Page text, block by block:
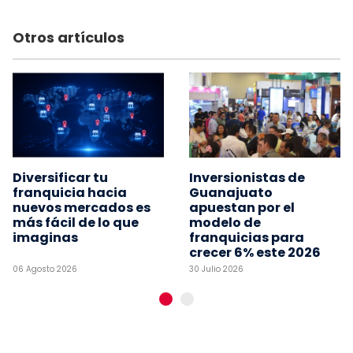
Otros artículos
Diversificar tu
franquicia hacia
nuevos mercados es
más fácil de lo que
imaginas
06 Agosto 2026
Inversionistas de
Guanajuato
apuestan por el
modelo de
franquicias para
crecer 6% este 2026
30 Julio 2026